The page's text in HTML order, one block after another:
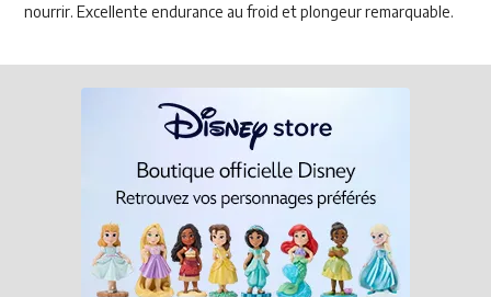
nourrir. Excellente endurance au froid et plongeur remarquable.